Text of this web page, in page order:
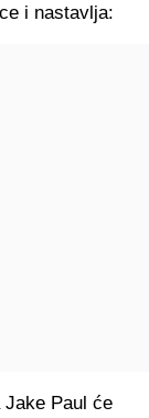
i nastavlja:
Paul će